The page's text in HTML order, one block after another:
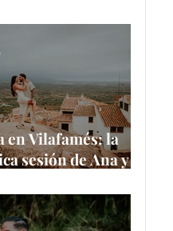
más
de Castellón
en Vilafamés: la
sesión de Ana y
de España